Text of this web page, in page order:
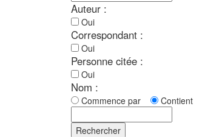
Auteur :
Oui
Correspondant :
Oui
Personne citée :
Oui
Nom :
Commence par Contient
Rechercher